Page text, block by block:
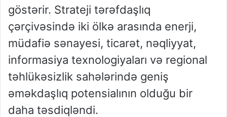
göstərir. Strateji tərəfdaşlıq
çərçivəsində iki ölkə arasında enerji,
müdafiə sənayesi, ticarət, nəqliyyat,
informasiya texnologiyaları və regional
təhlükəsizlik sahələrində geniş
əməkdaşlıq potensialının olduğu bir
daha təsdiqləndi.